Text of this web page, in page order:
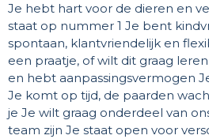
Je hebt hart voor de dieren en
staat op nummer 1 Je bent
spontaan, klantvriendelijk en
een praatje, of wilt dit graag
en hebt aanpassingsvermogen
Je komt op tijd, de paarden
je Je wilt graag onderdeel van
team zijn Je staat open voor